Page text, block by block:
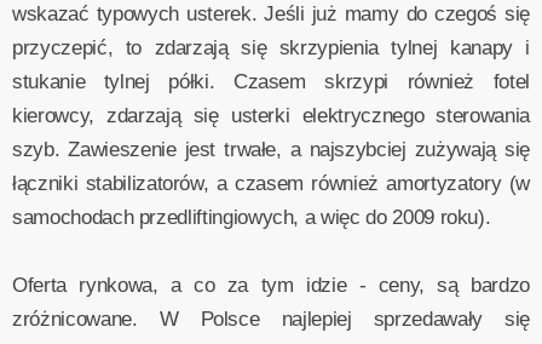
wskazać typowych usterek. Jeśli już mamy do czegoś się
przyczepić, to zdarzają się skrzypienia tylnej kanapy i
stukanie tylnej półki. Czasem skrzypi również fotel
kierowcy, zdarzają się usterki elektrycznego sterowania
szyb. Zawieszenie jest trwałe, a najszybciej zużywają się
łączniki stabilizatorów, a czasem również amortyzatory (w
samochodach przedliftingiowych, a więc do 2009 roku).
Oferta rynkowa, a co za tym idzie - ceny, są bardzo
zróżnicowane. W Polsce najlepiej sprzedawały się